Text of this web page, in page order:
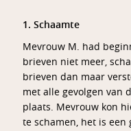
1. Schaamte
Mevrouw M. had
brieven niet meer,
brieven dan maar
met alle gevolgen van
plaats. Mevrouw kon
te schamen, het is een